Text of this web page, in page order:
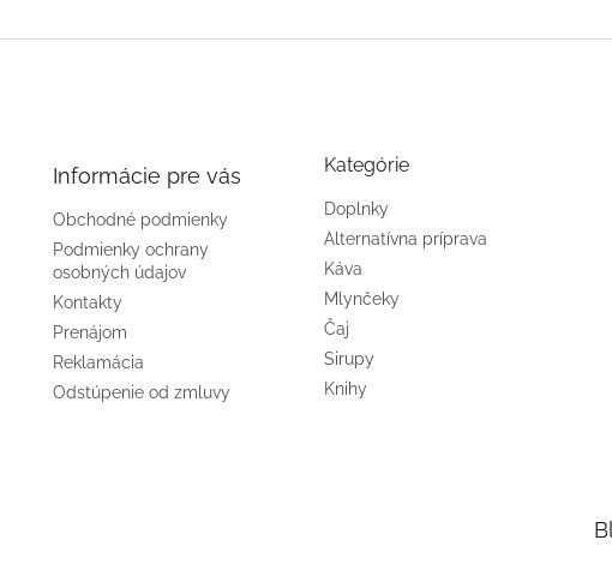
Informácie pre vás
Obchodné podmienky
Podmienky ochrany
osobných údajov
Kontakty
Prenájom
Reklamácia
Odstúpenie od zmluvy
Kategórie
Doplnky
Alternatívna príprava
Káva
Mlynčeky
Čaj
Sirupy
Knihy